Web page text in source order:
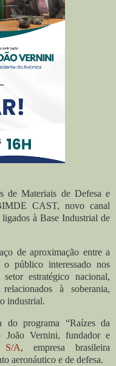
de Materiais de Defesa e
CAST, novo canal
à Base Industrial de
de aproximação entre a
o público interessado nos
estratégico nacional,
à soberania,
industrial.
do programa “Raízes da
João Vernini, fundador e
S/A, empresa brasileira
aeronáutico e de defesa.